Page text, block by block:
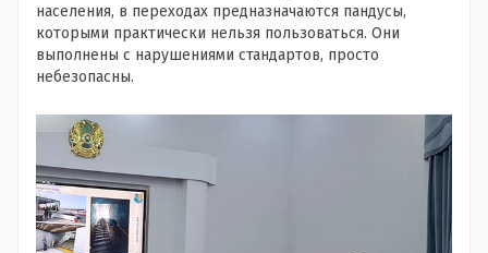
населения, в переходах предназначаются пандусы,
которыми практически нельзя пользоваться. Они
выполнены с нарушениями стандартов, просто
небезопасны.